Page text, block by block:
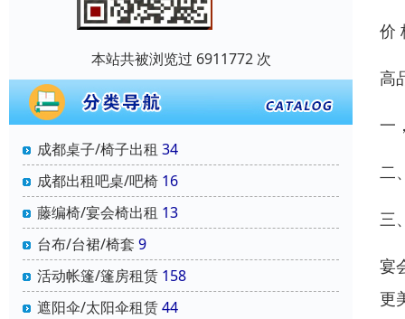
本站共被浏览过 6911772 次
成都桌子/椅子出租 34
成都出租吧桌/吧椅 16
藤编椅/宴会椅出租 13
台布/台裙/椅套 9
活动帐篷/篷房租赁 158
遮阳伞/太阳伞租赁44
价
高
一
二
三
宴
更